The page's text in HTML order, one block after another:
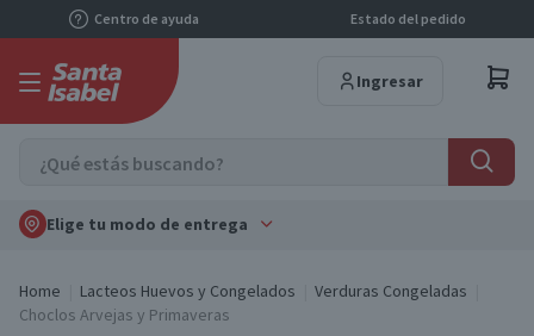
Centro de ayuda Estado del pedido
Ingresar
Elige tu modo de entrega
Home Lacteos Huevos y Congelados
Verduras Congeladas
Choclos Arvejas y Primaveras